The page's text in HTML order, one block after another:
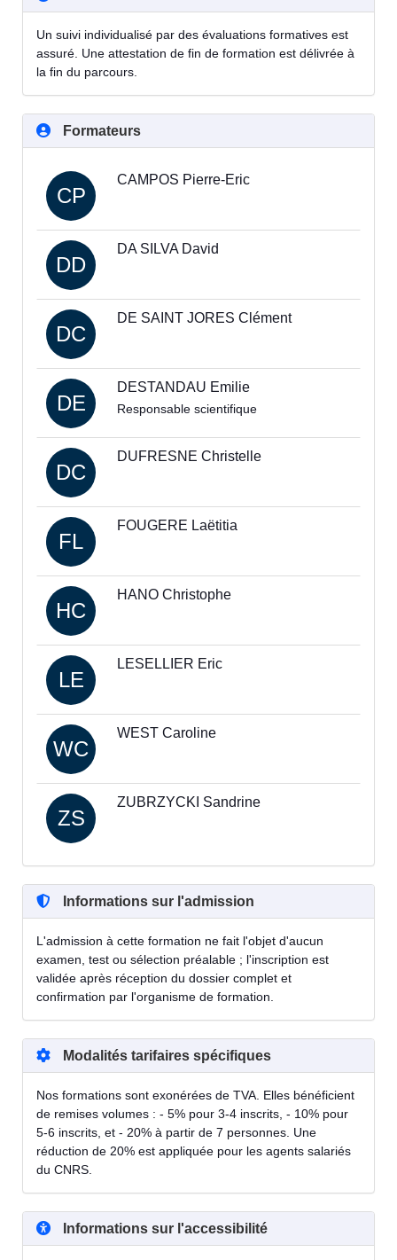
Un suivi individualisé par des évaluations formatives est
assuré. Une attestation de fin de formation est délivrée à
la fin du parcours.
Formateurs
CP
CAMPOS Pierre-Eric
DD
DA SILVA David
DC
DE SAINT JORES Clément
DE
DESTANDAU Emilie
Responsable scientifique
DC
DUFRESNE Christelle
FL
FOUGERE Laëtitia
HC
HANO Christophe
LE
LESELLIER Eric
WC
WEST Caroline
ZS
ZUBRZYCKI Sandrine
Informations sur l'admission
L'admission à cette formation ne fait l'objet d'aucun
examen, test ou sélection préalable ; l'inscription est
validée après réception du dossier complet et
confirmation par l'organisme de formation.
Modalités tarifaires spécifiques
Nos formations sont exonérées de TVA. Elles bénéficient
de remises volumes : - 5% pour 3-4 inscrits, - 10% pour
5-6 inscrits, et - 20% à partir de 7 personnes. Une
réduction de 20% est appliquée pour les agents salariés
du CNRS.
Informations sur l'accessibilité